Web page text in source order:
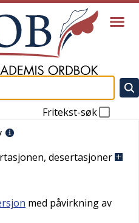
Fritekst-søk
, desertasjoner
med påvirkning av